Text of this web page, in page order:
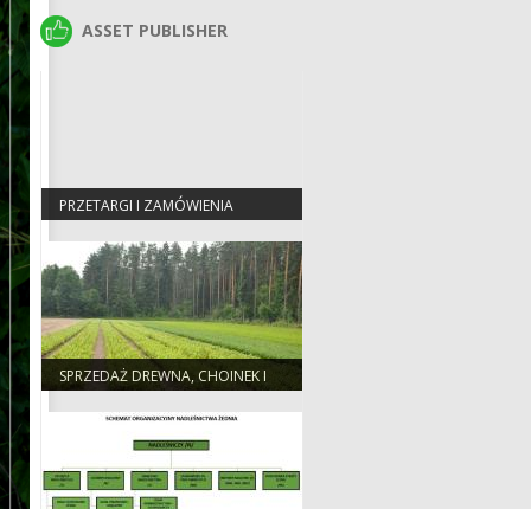
ASSET PUBLISHER
ASSET PUBLISHER
PRZETARGI I ZAMÓWIENIA
SPRZEDAŻ DREWNA, CHOINEK I
SADZONEK